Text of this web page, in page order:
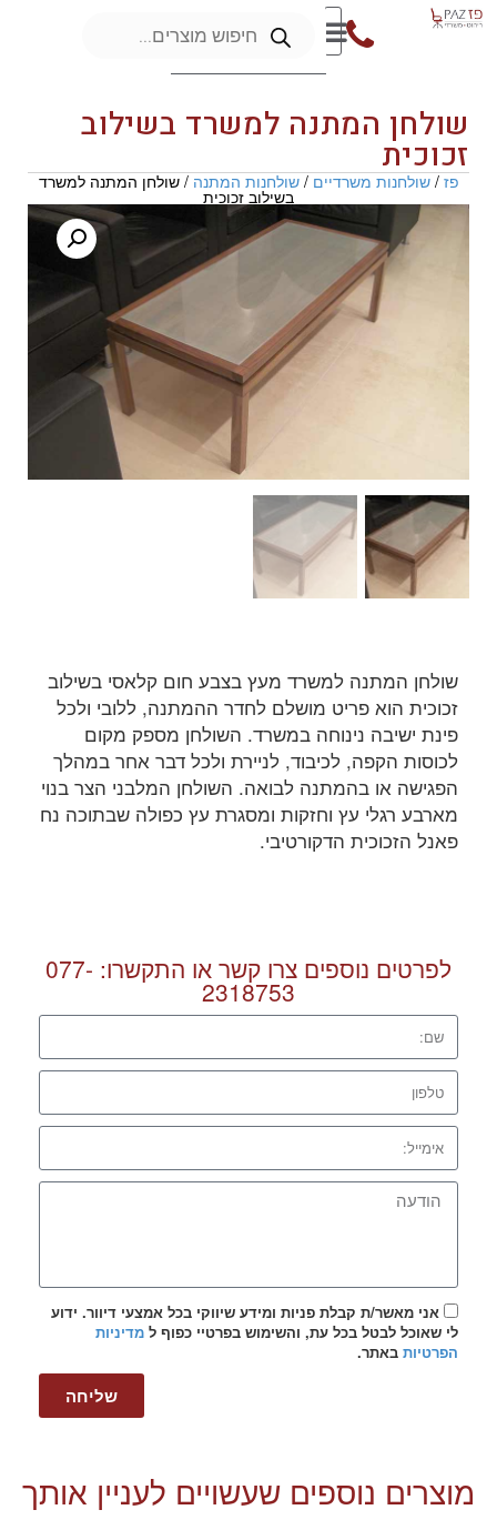
שולחן המתנה למשרד בשילוב
זכוכית
פז/שולחנות משרדיים/שולחנות המתנה/ שולחן המתנה למשרד
בשילוב זכוכית
שולחן המתנה למשרד מעץ בצבע חום קלאסי בשילוב
זכוכית הוא פריט מושלם לחדר ההמתנה, ללובי ולכל
פינת ישיבה נינוחה במשרד. השולחן מספק מקום
לכוסות הקפה, לכיבוד, לניירת ולכל דבר אחר במהלך
הפגישה או בהמתנה לבואה. השולחן המלבני הצר בנוי
מארבע רגלי עץ וחזקות ומסגרת עץ כפולה שבתוכה נח
פאנל הזכוכית הדקורטיבי.
לפרטים נוספים צרו קשר או התקשרו: 077-
2318753
אני מאשר/ת קבלת פניות ומידע שיווקי בכל אמצעי דיוור. ידוע
לי שאוכל לבטל בכל עת, והשימוש בפרטיי כפוף ל מדיניות
הפרטיות באתר.
שליחה
מוצרים נוספים שעשויים לעניין אותך